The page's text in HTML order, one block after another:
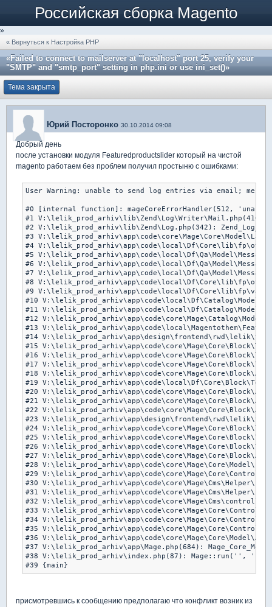
Российская сборка Magento
»
« Вернуться к Настройка PHP
«Failed to connect to mailserver at "localhost" port 25, verify your
"SMTP" and "smtp_port" setting in php.ini or use ini_set()»
Тема закрыта
Юрий Посторонко 30.10.2014 09:08
Добрый день
после установки модуля Featuredproductslider который на чистой
magento работаем без проблем получил простыню с ошибками:
User Warning: unable to send log entries via email;
#0 [internal function]: mageCoreErrorHandler(512,
#1
#2 V:\lelik_prod_arhiv\lib\Zend\Log.php(342):
#3
#4
#5
#6
#7
#8
#9
#10
#11
#12
#13
#14
#15
#16
#17
#18
#19
#20
#21
#22
#23
#24
#25
#26
#27
#28
#29
#30
#31
#32
#33
#34
#35
#36
#37 V:\lelik_prod_arhiv\app\Mage.php(684):
#38 V:\lelik_prod_arhiv\index.php(87): Mage::run('',
#39 {main}
присмотревшись к сообщению предполагаю что конфликт возник из